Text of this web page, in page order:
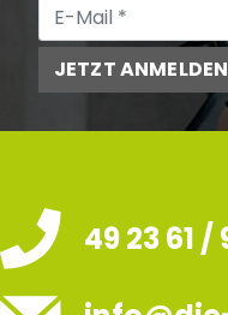
JETZT ANMELDEN
49 23 61 /